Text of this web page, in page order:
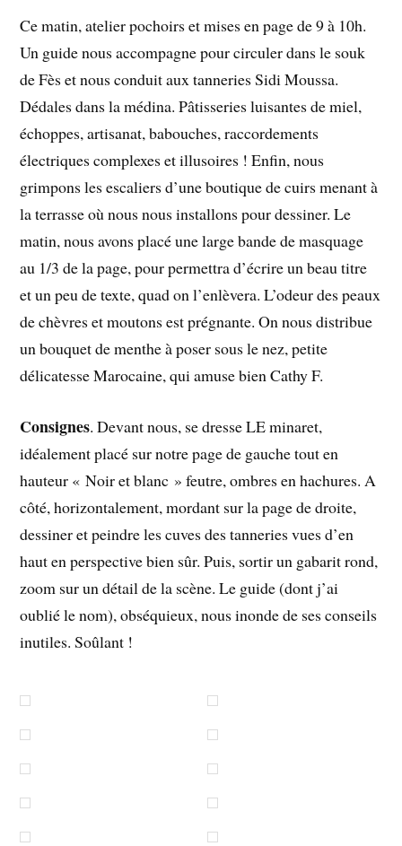
Ce matin, atelier pochoirs et mises en page de 9 à 10h.
Un guide nous accompagne pour circuler dans le souk
de Fès et nous conduit aux tanneries Sidi Moussa.
Dédales dans la médina. Pâtisseries luisantes de miel,
échoppes, artisanat, babouches, raccordements
électriques complexes et illusoires ! Enfin, nous
grimpons les escaliers d’une boutique de cuirs menant à
la terrasse où nous nous installons pour dessiner. Le
matin, nous avons placé une large bande de masquage
au 1/3 de la page, pour permettra d’écrire un beau titre
et un peu de texte, quad on l’enlèvera. L’odeur des peaux
de chèvres et moutons est prégnante. On nous distribue
un bouquet de menthe à poser sous le nez, petite
délicatesse Marocaine, qui amuse bien Cathy F.
Consignes. Devant nous, se dresse LE minaret,
idéalement placé sur notre page de gauche tout en
hauteur « Noir et blanc » feutre, ombres en hachures. A
côté, horizontalement, mordant sur la page de droite,
dessiner et peindre les cuves des tanneries vues d’en
haut en perspective bien sûr. Puis, sortir un gabarit rond,
zoom sur un détail de la scène. Le guide (dont j’ai
oublié le nom), obséquieux, nous inonde de ses conseils
inutiles. Soûlant !